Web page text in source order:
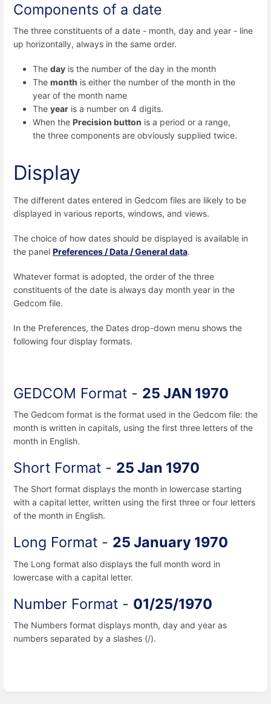
Components of a date
The three constituents of a date - month, day and year - line
up horizontally, always in the same order.
The day is the number of the day in the month
The month is either the number of the month in the
year of the month name
The year is a number on 4 digits.
When the Precision button is a period or a range,
the three components are obviously supplied twice.
Display
The different dates entered in Gedcom files are likely to be
displayed in various reports, windows, and views.
The choice of how dates should be displayed is available in
the panel Preferences / Data / General data.
Whatever format is adopted, the order of the three
constituents of the date is always day month year in the
Gedcom file.
In the Preferences, the Dates drop-down menu shows the
following four display formats.
GEDCOM Format - 25 JAN 1970
The Gedcom format is the format used in the Gedcom file: the
month is written in capitals, using the first three letters of the
month in English.
Short Format - 25 Jan 1970
The Short format displays the month in lowercase starting
with a capital letter, written using the first three or four letters
of the month in English.
Long Format - 25 January 1970
The Long format also displays the full month word in
lowercase with a capital letter.
Number Format - 01/25/1970
The Numbers format displays month, day and year as
numbers separated by a slashes (/).